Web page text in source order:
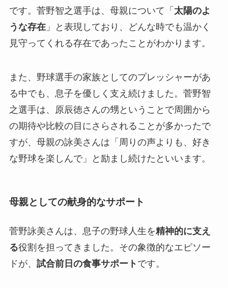
です。菅野智之選手は、母親について「 太陽のよ
うな存在」と表現しており、どんな時でも温かく
見守ってくれる存在であったことがわかります。
また、野球選手の家族としてのプレッシャーがあ
る中でも、息子を優しく支え続けました。菅野智
之選手は、原辰徳さんの甥ということで周囲から
の期待や比較の目にさらされることが多かったで
すが、母親の詠美さんは「周りの声よりも、好き
な野球を楽しんで」と励まし続けたといいます。
母親としての献身的なサポート
菅野詠美さんは、息子の野球人生を精神的に支え
る役割を担ってきました。その象徴的なエピソー
ドが、 試合前日の食事サポート です。